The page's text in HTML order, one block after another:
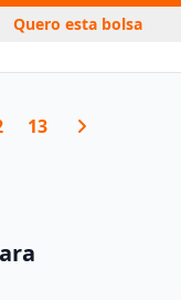
Quero esta bolsa
13